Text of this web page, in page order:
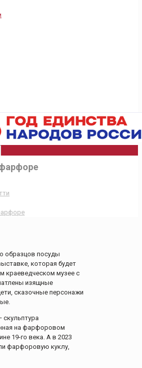
образцов посуды
которая будет
краеведческом музее с
изящные
сказочные персонажи
на фарфоровом
19-го века. А в 2023
фарфоровую куклу,